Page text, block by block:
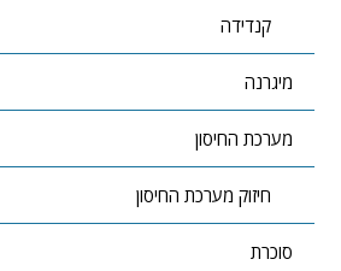
קנדידה
מיגרנה
מערכת החיסון
חיזוק מערכת החיסון
סוכרת